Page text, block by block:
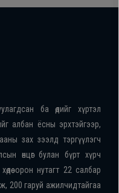
ба өдийг хүртэл
албан ёсны эрхтэйгээр,
зах зээлд тэргүүлэгч
өнцөг булан бүрт хүрч
орон нутагт 22 салбар
200 гаруй ажилчидтайгаа